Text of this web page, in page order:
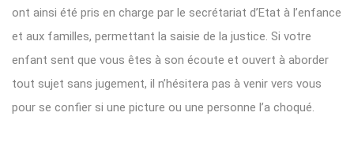
ont ainsi été pris en charge par le secrétariat d’Etat à l’enfance
et aux familles, permettant la saisie de la justice. Si votre
enfant sent que vous êtes à son écoute et ouvert à aborder
tout sujet sans jugement, il n’hésitera pas à venir vers vous
pour se confier si une picture ou une personne l’a choqué.